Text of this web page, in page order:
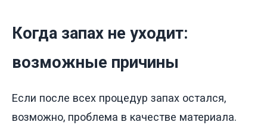
Когда запах не уходит:
возможные причины
Если после всех процедур запах остался,
возможно, проблема в качестве материала.